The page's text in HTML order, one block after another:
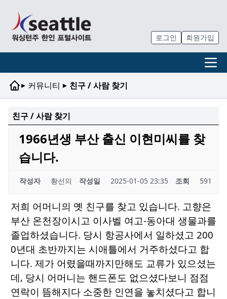
로그인 회원가입
▸ 커뮤니티 ▸ 친구 / 사람 찾기
친구 / 사람 찾기
1966년생 부산 출신 이현미씨를 찾
습니다.
작성자 황선의 작성일 2025-01-05 23:35 조회 591
저희 어머니의 옛 친구를 찾고 있습니다. 고향은
부산 온천장이시고 이사벨 여고-동아대 생물과를
졸업하셨습니다. 당시 항공사에서 일하셨고 200
0년대 초반까지는 시애틀에서 거주하셨다고 합
니다. 제가 어렸을때까지만해도 교류가 있으셨는
데, 당시 어머니는 핸드폰도 없으셨다보니 점점
연락이 뜸해지다 소중한 인연을 놓치셨다고 합니